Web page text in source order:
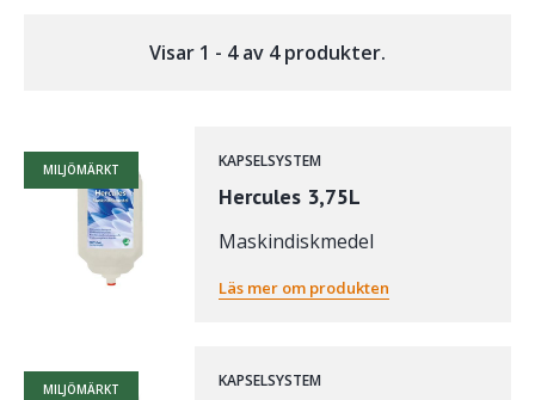
Visar 1 - 4 av 4 produkter.
MILJÖMÄRKT KAPSELSYSTEM
Hercules 3,75L
Maskindiskmedel
Läs mer om produkten
MILJÖMÄRKT KAPSELSYSTEM